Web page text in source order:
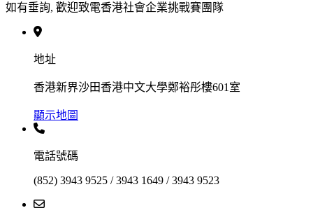
如有垂詢, 歡迎致電香港社會企業挑戰賽團隊
地址
香港新界沙田香港中文大學鄭裕彤樓601室
顯示地圖
電話號碼
(852) 3943 9525 / 3943 1649 / 3943 9523